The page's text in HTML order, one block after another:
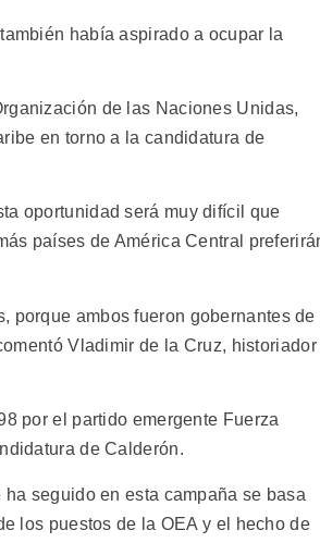
había aspirado a ocupar la
de las Naciones Unidas,
en torno a la candidatura de
oportunidad será muy difícil que
países de América Central
porque ambos fueron gobernantes de
Vladimir de la Cruz, historiador
por el partido emergente Fuerza
de Calderón.
seguido en esta campaña se basa
los puestos de la OEA y el hecho de